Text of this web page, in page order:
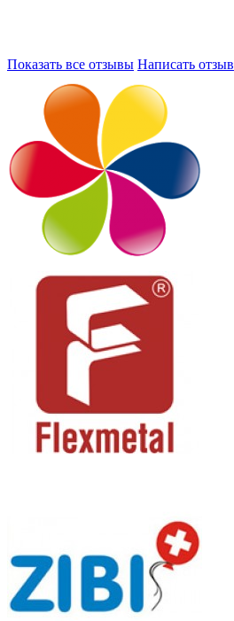
Показать все отзывы Написать отзыв